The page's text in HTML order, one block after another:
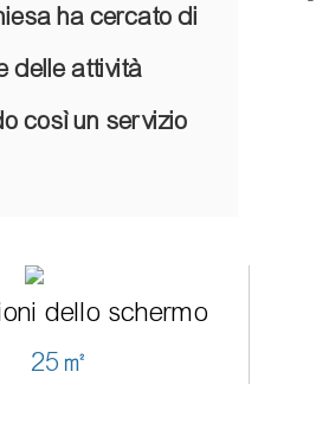
ha cercato di
delle attività
così un servizio
dello schermo
25㎡